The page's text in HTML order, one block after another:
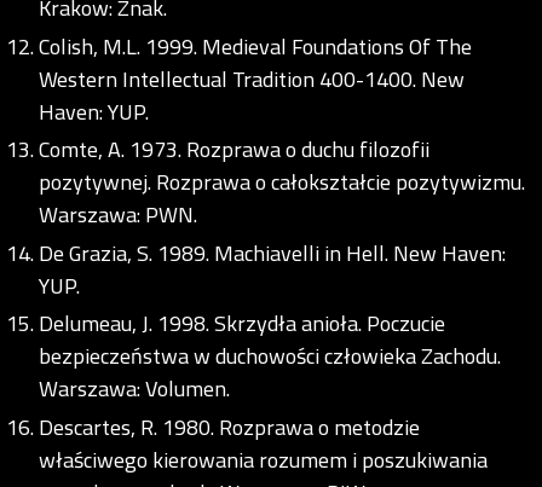
Krakow: Znak.
Colish, M.L. 1999. Medieval Foundations Of The
Western Intellectual Tradition 400-1400. New
Haven: YUP.
Comte, A. 1973. Rozprawa o duchu filozofii
pozytywnej. Rozprawa o całokształcie pozytywizmu.
Warszawa: PWN.
De Grazia, S. 1989. Machiavelli in Hell. New Haven:
YUP.
Delumeau, J. 1998. Skrzydła anioła. Poczucie
bezpieczeństwa w duchowości człowieka Zachodu.
Warszawa: Volumen.
Descartes, R. 1980. Rozprawa o metodzie
właściwego kierowania rozumem i poszukiwania